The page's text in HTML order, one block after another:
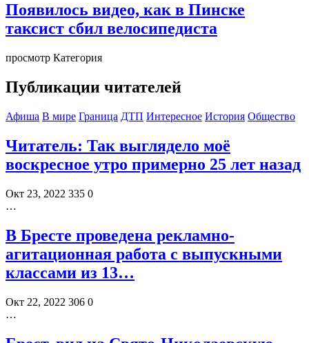
Появилось видео, как в Пинске
таксист сбил велосипедиста
просмотр Категория
Публикации читателей
Афиша В мире Граница ДТП Интересное История Общество
Читатель: Так выглядело моё
воскресное утро примерно 25 лет назад⁠⁠
Окт 23, 2022 335 0
…
В Бресте проведена рекламно-
агитационная работа с выпускными
классами из 13…
Окт 22, 2022 306 0
…